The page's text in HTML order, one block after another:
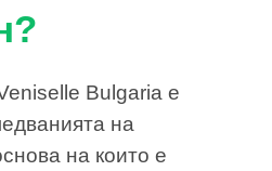
Bulgaria е
на
на които е